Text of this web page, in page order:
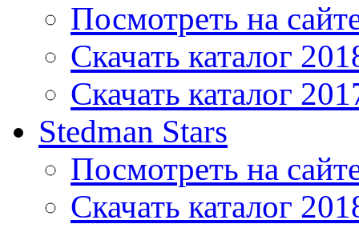
Посмотреть на
Скачать каталог
Скачать каталог
Stedman Stars
Посмотреть на
Скачать каталог